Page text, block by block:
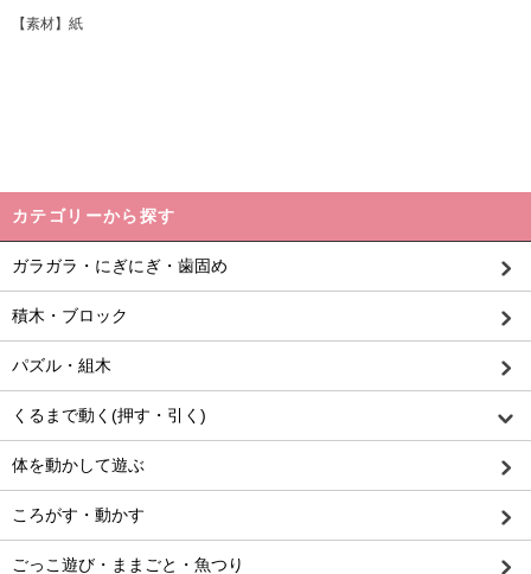
【素材】紙
カテゴリーから探す
ガラガラ・にぎにぎ・歯固め
積木・ブロック
パズル・組木
くるまで動く(押す・引く)
体を動かして遊ぶ
ころがす・動かす
ごっこ遊び・ままごと・魚つり